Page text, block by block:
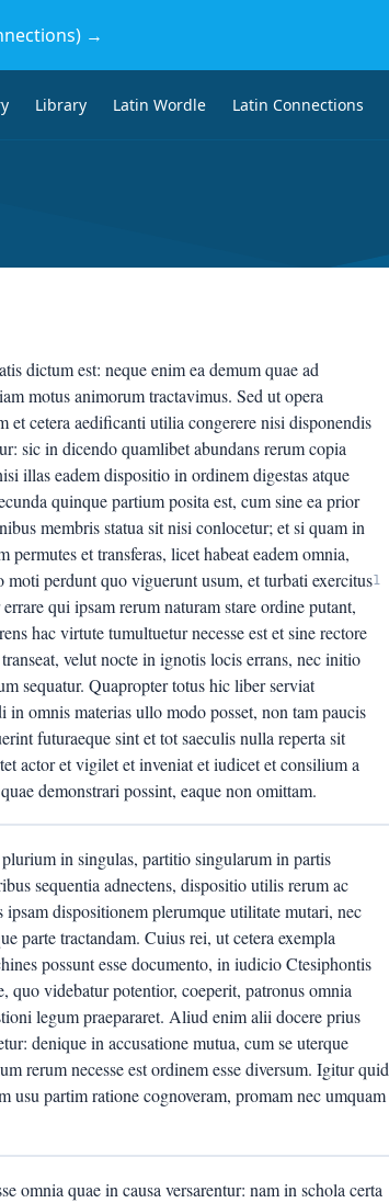
→
Library Latin Wordle Latin Connections
dictum est: neque enim ea demum quae ad
motus animorum tractavimus. Sed ut opera
et cetera aedificanti utilia congerere nisi disponendis
sic in dicendo quamlibet abundans rerum copia
illas eadem dispositio in ordinem digestas atque
quinque partium posita est, cum sine ea prior
membris statua sit nisi conlocetur; et si quam in
et transferas, licet habeat eadem omnia,
perdunt quo viguerunt usum, et turbati exercitus
qui ipsam rerum naturam stare ordine putant,
hac virtute tumultuetur necesse est et sine rectore
velut nocte in ignotis locis errans, nec initio
sequatur. Quapropter totus hic liber serviat
omnis materias ullo modo posset, non tam paucis
futuraeque sint et tot saeculis nulla reperta sit
actor et vigilet et inveniat et iudicet et consilium a
demonstrari possint, eaque non omittam.
1
in singulas, partitio singularum in partis
sequentia adnectens, dispositio utilis rerum ac
dispositionem plerumque utilitate mutari, nec
parte tractandam. Cuius rei, ut cetera exempla
possunt esse documento, in iudicio Ctesiphontis
quo videbatur potentior, coeperit, patronus omnia
legum praepararet. Aliud enim alii docere prius
denique in accusatione mutua, cum se uterque
rerum necesse est ordinem esse diversum. Igitur quid
usu partim ratione cognoveram, promam nec umquam
omnia quae in causa versarentur: nam in schola certa